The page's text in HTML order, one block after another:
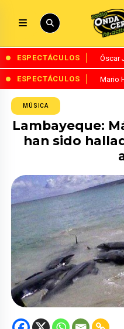
ESPECTÁCULOS Óscar
ESPECTÁCULOS Mario
MÚSICA
Lambayeque:
han sido